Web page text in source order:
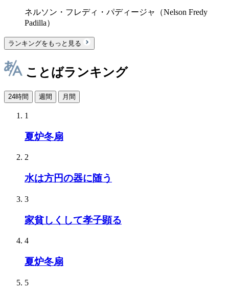
ネルソン・フレディ・パディージャ（Nelson Fredy
Padilla）
ランキングをもっと見る
ことばランキング
24時間 週間 月間
1
夏炉冬扇
2
水は方円の器に随う
3
家貧しくして孝子顕る
4
夏炉冬扇
5